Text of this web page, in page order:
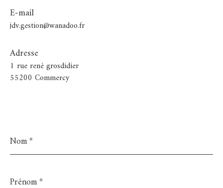
E-mail
jdv.gestion@wanadoo.fr
Adresse
1 rue rené grosdidier
55200 Commercy
*
*